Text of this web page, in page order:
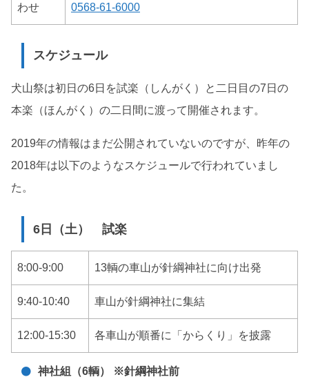
わせ
0568-61-6000
スケジュール
犬山祭は初日の6日を試楽（しんがく）と二日目の7日の
本楽（ほんがく）の二日間に渡って開催されます。
2019年の情報はまだ公開されていないのですが、昨年の
2018年は以下のようなスケジュールで行われていまし
た。
6日（土） 試楽
8:00-9:00 13輌の車山が針綱神社に向け出発
9:40-10:40 車山が針綱神社に集結
12:00-15:30 各車山が順番に「からくり」を披露
神社組（6輌） ※針綱神社前